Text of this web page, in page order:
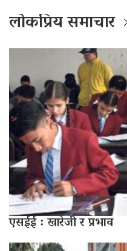
लोकप्रिय समाचार
एसईई : खारेजी र प्रभाव